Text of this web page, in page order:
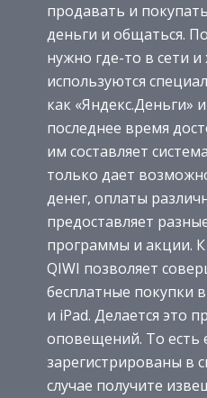
продавать и
деньги и общаться.
нужно где-то в сети и
используются
как «Яндекс.Деньги»
последнее время
им составляет
только дает
денег, оплаты
предоставляет
программы и акции.
QIWI позволяет
бесплатные покупки
и iPad. Делается это
оповещений. То есть
зарегистрированы в
случае получите